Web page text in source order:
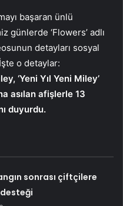
başaran ünlü
günlerde ‘Flowers’ adlı
detayları sosyal
o detaylar:
‘Yeni Yıl Yeni Miley’
asılan afişlerle 13
duyurdu.
sonrası çiftçilere